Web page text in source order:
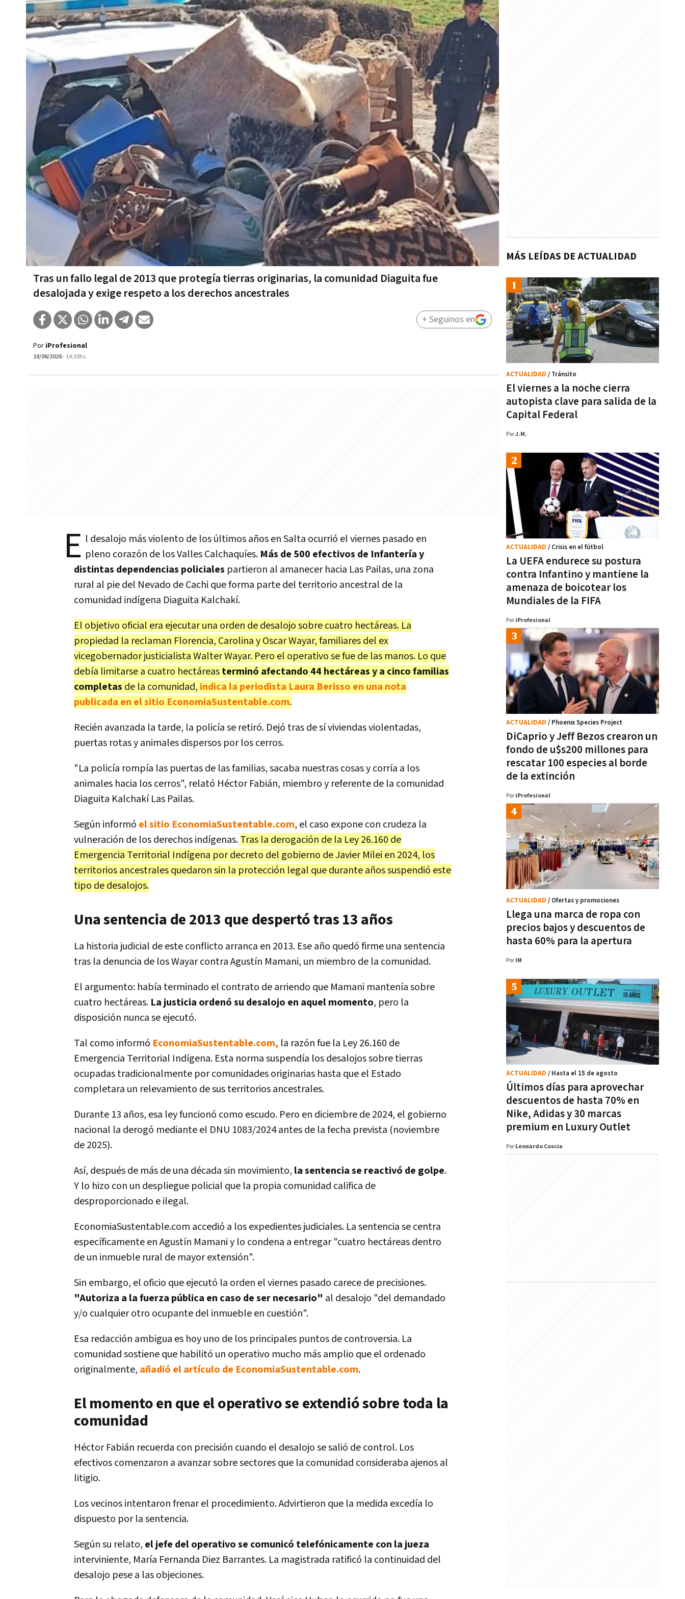
Tras un fallo legal de 2013 que protegía tierras originarias, la comunidad Diaguita fue
desalojada y exige respeto a los derechos ancestrales
Por iProfesional
18/06/2026- 14:30hs
+ Seguinos en
E l desalojo más violento de los últimos años en Salta ocurrió el viernes pasado en
pleno corazón de los Valles Calchaquíes. Más de 500 efectivos de Infantería y
distintas dependencias policiales partieron al amanecer hacia Las Pailas, una zona
rural al pie del Nevado de Cachi que forma parte del territorio ancestral de la
comunidad indígena Diaguita Kalchakí.
El objetivo oficial era ejecutar una orden de desalojo sobre cuatro hectáreas. La
propiedad la reclaman Florencia, Carolina y Oscar Wayar, familiares del ex
vicegobernador justicialista Walter Wayar. Pero el operativo se fue de las manos. Lo que
debía limitarse a cuatro hectáreasterminó afectando 44 hectáreas y a cinco familias
completas de la comunidad, indica la periodista Laura Berisso en una nota
publicada en el sitio EconomiaSustentable.com.
Recién avanzada la tarde, la policía se retiró. Dejó tras de sí viviendas violentadas,
puertas rotas y animales dispersos por los cerros.
"La policía rompía las puertas de las familias, sacaba nuestras cosas y corría a los
animales hacia los cerros", relató Héctor Fabián, miembro y referente de la comunidad
Diaguita Kalchakí Las Pailas.
Según informó el sitio EconomiaSustentable.com, el caso expone con crudeza la
vulneración de los derechos indígenas.Tras la derogación de la Ley 26.160 de
Emergencia Territorial Indígena por decreto del gobierno de Javier Milei en 2024, los
territorios ancestrales quedaron sin la protección legal que durante años suspendió este
tipo de desalojos.
Una sentencia de 2013 que despertó tras 13 años
La historia judicial de este conflicto arranca en 2013. Ese año quedó firme una sentencia
tras la denuncia de los Wayar contra Agustín Mamani, un miembro de la comunidad.
El argumento: había terminado el contrato de arriendo que Mamani mantenía sobre
cuatro hectáreas. La justicia ordenó su desalojo en aquel momento, pero la
disposición nunca se ejecutó.
Tal como informó EconomiaSustentable.com, la razón fue la Ley 26.160 de
Emergencia Territorial Indígena. Esta norma suspendía los desalojos sobre tierras
ocupadas tradicionalmente por comunidades originarias hasta que el Estado
completara un relevamiento de sus territorios ancestrales.
Durante 13 años, esa ley funcionó como escudo. Pero en diciembre de 2024, el gobierno
nacional la derogó mediante el DNU 1083/2024 antes de la fecha prevista (noviembre
de 2025).
Así, después de más de una década sin movimiento, la sentencia se reactivó de golpe.
Y lo hizo con un despliegue policial que la propia comunidad califica de
desproporcionado e ilegal.
EconomiaSustentable.com accedió a los expedientes judiciales. La sentencia se centra
específicamente en Agustín Mamani y lo condena a entregar "cuatro hectáreas dentro
de un inmueble rural de mayor extensión".
Sin embargo, el oficio que ejecutó la orden el viernes pasado carece de precisiones.
"Autoriza a la fuerza pública en caso de ser necesario" al desalojo "del demandado
y/o cualquier otro ocupante del inmueble en cuestión".
Esa redacción ambigua es hoy uno de los principales puntos de controversia. La
comunidad sostiene que habilitó un operativo mucho más amplio que el ordenado
originalmente, añadió el artículo de EconomiaSustentable.com.
El momento en que el operativo se extendió sobre toda la
comunidad
Héctor Fabián recuerda con precisión cuando el desalojo se salió de control. Los
efectivos comenzaron a avanzar sobre sectores que la comunidad consideraba ajenos al
litigio.
Los vecinos intentaron frenar el procedimiento. Advirtieron que la medida excedía lo
dispuesto por la sentencia.
Según su relato, el jefe del operativo se comunicó telefónicamente con la jueza
interviniente, María Fernanda Diez Barrantes. La magistrada ratificó la continuidad del
desalojo pese a las objeciones.
MÁS LEÍDAS DE ACTUALIDAD
El viernes a la noche cierra
autopista clave para salida de la
Capital Federal
ACTUALIDAD / Tránsito
PorJ.M.
La UEFA endurece su postura
contra Infantino y mantiene la
amenaza de boicotear los
Mundiales de la FIFA
ACTUALIDAD / Crisis en el fútbol
Por iProfesional
DiCaprio y Jeff Bezos crearon un
fondo de u$s200 millones para
rescatar 100 especies al borde
de la extinción
ACTUALIDAD / Phoenix Species Project
Por iProfesional
Llega una marca de ropa con
precios bajos y descuentos de
hasta 60% para la apertura
ACTUALIDAD / Ofertas y promociones
Por IM
Últimos días para aprovechar
descuentos de hasta 70% en
Nike, Adidas y 30 marcas
premium en Luxury Outlet
ACTUALIDAD / Hasta el 15 de agosto
Por Leonardo Coscia